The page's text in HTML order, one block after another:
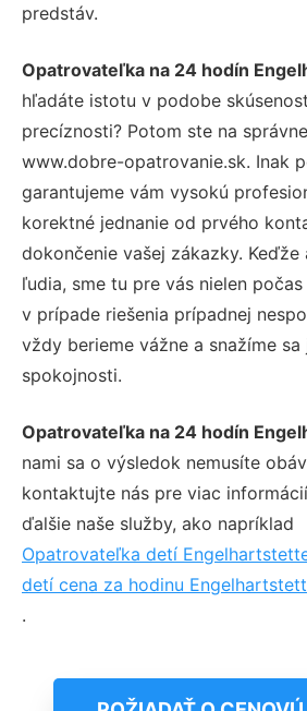
predstáv.
Opatrovateľka na 24 hodín
hľadáte istotu v podobe
precíznosti? Potom ste na
www.dobre-opatrovanie.sk. Inak
garantujeme vám vysokú
korektné jednanie od prvého
dokončenie vašej zákazky. Keďže
ľudia, sme tu pre vás nielen
v prípade riešenia prípadnej
vždy berieme vážne a snažíme
spokojnosti.
Opatrovateľka na 24 hodín
nami sa o výsledok nemusíte
kontaktujte nás pre viac
ďalšie naše služby, ako napríklad
Opatrovateľka detí
detí cena za hodinu
.